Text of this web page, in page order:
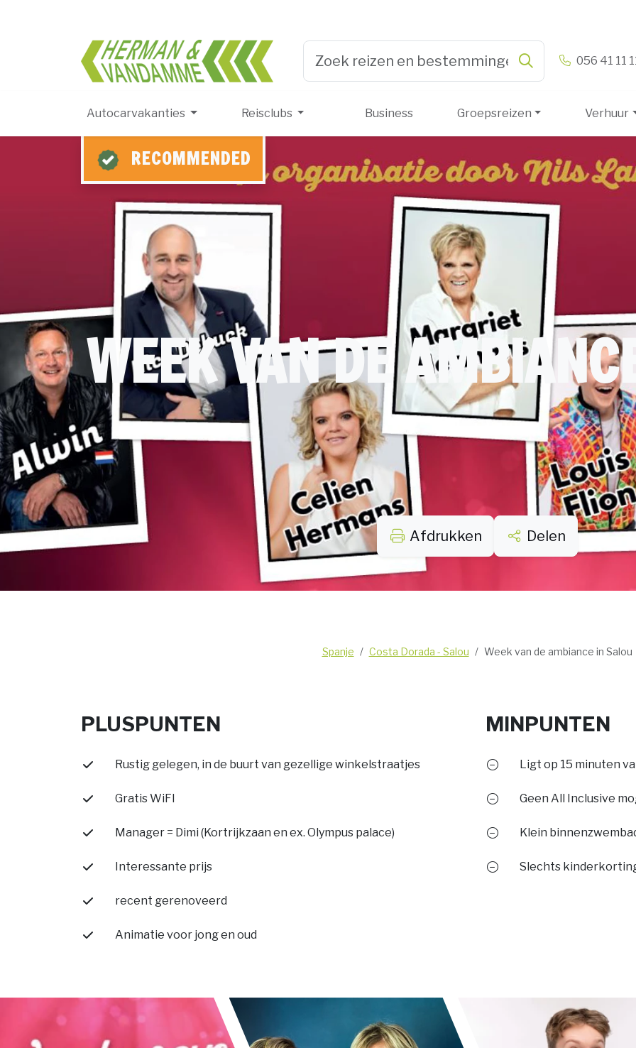
Herman & Vandamme 056 41 11
Autocarvakanties Reisclubs Business Groepsreizen Verhuur
RECOMMENDED
WEEK VAN DE
Afdrukken Delen
Spanje Costa Dorada - Salou Week van de ambiance in Salou
PLUSPUNTEN
Rustig gelegen, in de buurt van gezellige winkelstraatjes
Gratis WiFI
Manager = Dimi (Kortrijkzaan en ex. Olympus palace)
Interessante prijs
recent gerenoveerd
Animatie voor jong en oud
MINPUNTEN
Ligt op 15 minuten
Geen All Inclusive
Klein
Slechts